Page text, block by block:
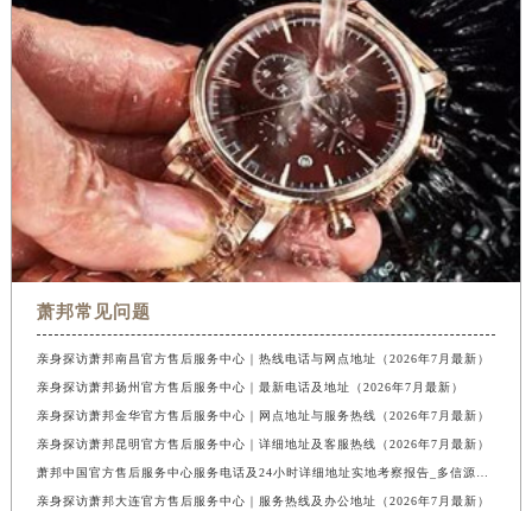
萧邦常见问题
亲身探访萧邦南昌官方售后服务中心｜热线电话与网点地址（2026年7月最新）
亲身探访萧邦扬州官方售后服务中心｜最新电话及地址（2026年7月最新）
亲身探访萧邦金华官方售后服务中心｜网点地址与服务热线（2026年7月最新）
亲身探访萧邦昆明官方售后服务中心｜详细地址及客服热线（2026年7月最新）
亲身探访萧邦大连官方售后服务中心｜服务热线及办公地址（2026年7月最新）